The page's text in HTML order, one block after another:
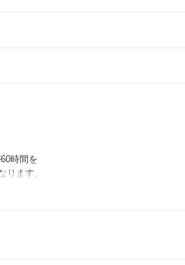
時間を
ます。
ずチャレンジする人を
揮できるよう、処遇面に